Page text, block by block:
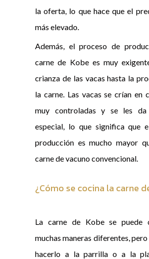
la oferta, lo que hace que el
más elevado.
Además, el proceso de
carne de Kobe es muy
crianza de las vacas hasta la
la carne. Las vacas se crían en
muy controladas y se les
especial, lo que significa que
producción es mucho mayor
carne de vacuno convencional.
¿Cómo se cocina la carne
La carne de Kobe se puede
muchas maneras diferentes,
hacerlo a la parrilla o a la